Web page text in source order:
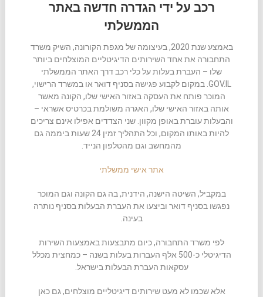
רכב על ידי הגדרה חדשה באתר
הממשלתי
באמצע שנת 2020, בעיצומה של מגפת הקורונה, השיק משרד
התחבורה את אחד השירותים הדיגיטליים המוצלחים ביותר
שלו – העברת בעלות על כלי רכב דרך האתר הממשלתי
GOV.IL. במקום לקבוע פגישה בסניף דואר או במשרד הרישוי,
המוכר פותח את העסקה באזור האישי שלו, הקונה מאשר
אותה באזור האישי שלו, האגרה משולמת בכרטיס אשראי –
והבעלות עוברת באופן מקוון. שני הצדדים אפילו אינם צריכים
להיות באותו המקום, וכל התהליך זמין 24 שעות ביממה גם
מהמחשב וגם מהטלפון הנייד.
אתר אישי ממשלתי
במקביל, השיטה הישנה, הידנית, בה גם הקונה וגם המוכר
נפגשו בסניף דואר וביצעו את העברת הבעלות בסניף נותרה
בעינה.
לפי משרד התחבורה, כיום מתבצעות באמצעות השירות
הדיגיטלי כ-500 אלף העברות בעלות בשנה – כמחצית מכלל
עסקאות העברת הבעלות בישראל.
אלא שכמו לא מעט שירותים דיגיטליים מוצלחים, גם כאן